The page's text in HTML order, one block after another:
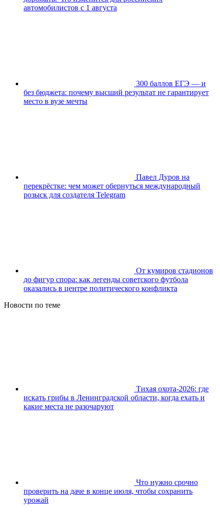
автомобилистов с 1 августа
300 баллов ЕГЭ — и
без бюджета: почему высший результат не гарантирует
место в вузе мечты
Павел Дуров на
перекрёстке: чем может обернуться международный
розыск для создателя Telegram
От кумиров стадионов
до фигур спора: как легенды советского футбола
оказались в центре политического конфликта
Новости по теме
Тихая охота-2026: где
искать грибы в Ленинградской области, когда ехать и
какие места не разочаруют
Что нужно срочно
проверить на даче в конце июля, чтобы сохранить
урожай